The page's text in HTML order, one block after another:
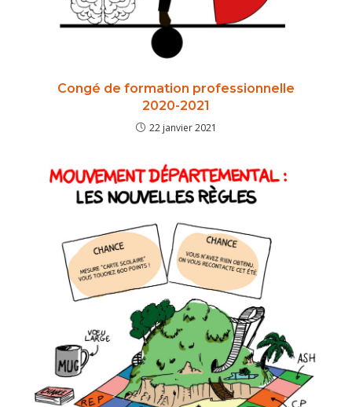
Congé de formation professionnelle
2020-2021
22 janvier 2021